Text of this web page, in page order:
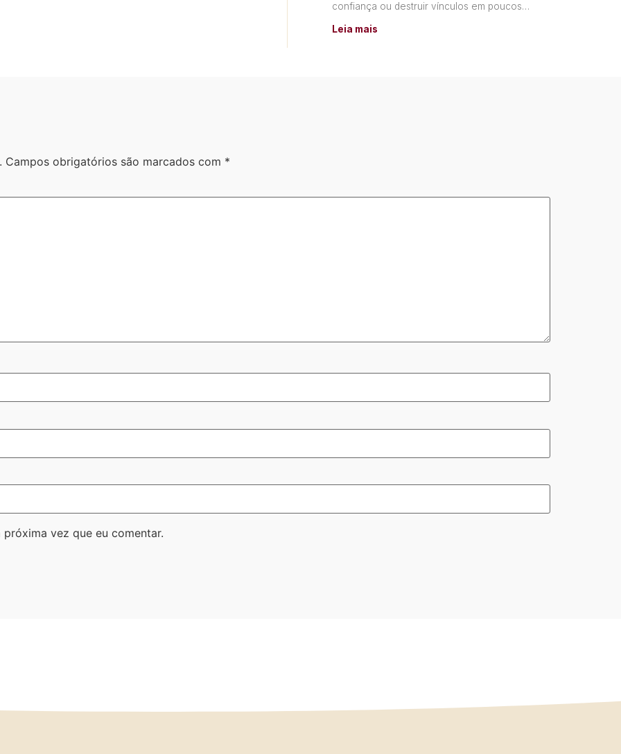
confiança ou destruir vínculos em poucos
falta de
Leia mais
Campos obrigatórios são marcados com *
vez que eu comentar.